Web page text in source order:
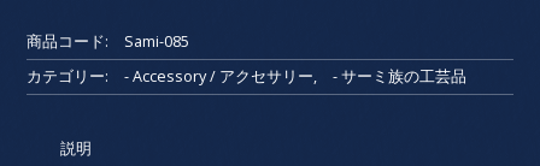
商品コード:
Sami-085
カテゴリー:
- Accessory / アクセサリー, - サーミ族の工芸品
説明